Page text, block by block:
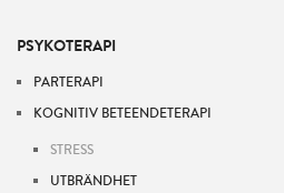
PSYKOTERAPI
PARTERAPI
KOGNITIV BETEENDETERAPI
STRESS
UTBRÄNDHET